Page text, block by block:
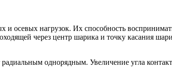
нагрузок. Их способность
через центр шарика и точку касания
однорядным. Увеличение угла